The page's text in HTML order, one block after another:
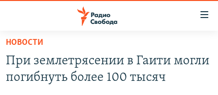
упрощенного
доступа
Вернуться
ПОДКАСТЫ
АВТОРСКИЕ ПРОЕКТЫ
НОВОСТИ
При землетрясении в Гаити могли
погибнуть более 100 тысяч